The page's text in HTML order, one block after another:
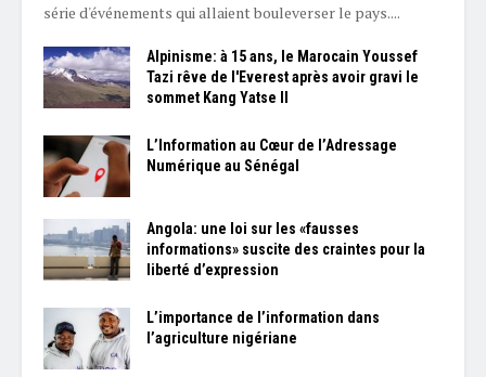
série d'événements qui allaient bouleverser le pays....
Alpinisme: à 15 ans, le Marocain Youssef
Tazi rêve de l'Everest après avoir gravi le
sommet Kang Yatse II
L’Information au Cœur de l’Adressage
Numérique au Sénégal
Angola: une loi sur les «fausses
informations» suscite des craintes pour la
liberté d’expression
L’importance de l’information dans
l’agriculture nigériane